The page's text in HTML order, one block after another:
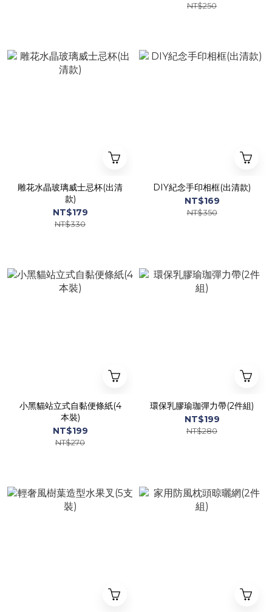
NT$250
雕花水晶玻璃威士忌杯(出清
款)
NT$179
NT$330
DIY紀念手印相框(出清款)
NT$169
NT$350
小黑貓站立式自黏便條紙(4
本裝)
NT$199
NT$270
環保乳膠瑜珈彈力帶(2件組)
NT$199
NT$280